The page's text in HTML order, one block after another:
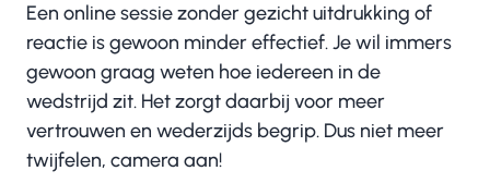
Een online sessie zonder gezicht uitdrukking of
reactie is gewoon minder effectief. Je wil immers
gewoon graag weten hoe iedereen in de
wedstrijd zit. Het zorgt daarbij voor meer
vertrouwen en wederzijds begrip. Dus niet meer
twijfelen, camera aan!